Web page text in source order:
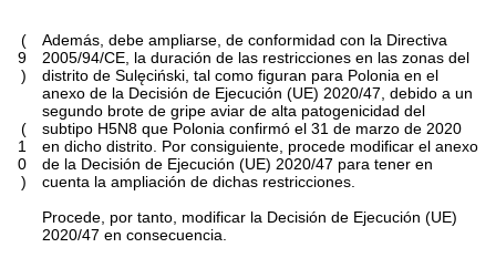
(
9
)
(
1
0
)
Además, debe ampliarse, de conformidad con la Directiva
2005/94/CE, la duración de las restricciones en las zonas del
distrito de Sulęciński, tal como figuran para Polonia en el
anexo de la Decisión de Ejecución (UE) 2020/47, debido a un
segundo brote de gripe aviar de alta patogenicidad del
subtipo H5N8 que Polonia confirmó el 31 de marzo de 2020
en dicho distrito. Por consiguiente, procede modificar el anexo
de la Decisión de Ejecución (UE) 2020/47 para tener en
cuenta la ampliación de dichas restricciones.
Procede, por tanto, modificar la Decisión de Ejecución (UE)
2020/47 en consecuencia.